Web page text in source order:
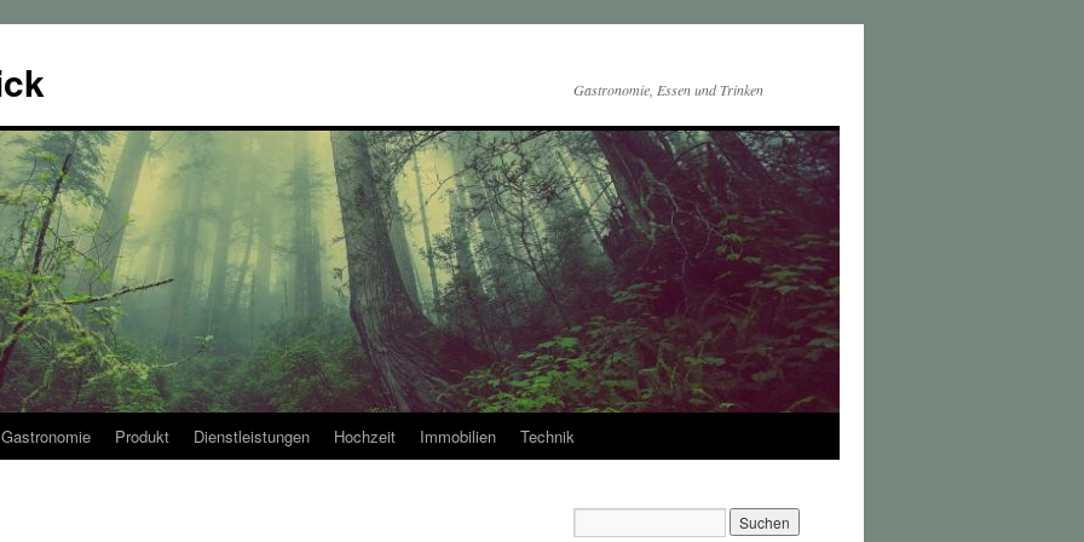
Gastronomie, Essen und Trinken
Gastronomie Produkt Dienstleistungen Hochzeit Immobilien Technik